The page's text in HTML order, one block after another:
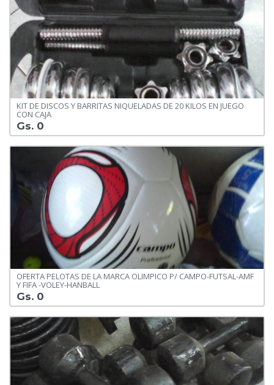
KIT DE DISCOS Y BARRITAS NIQUELADAS DE 20 KILOS EN JUEGO
CON CAJA
Gs. 0
OFERTA PELOTAS DE LA MARCA OLIMPICO P/ CAMPO-FUTSAL-AMF
Y FIFA -VOLEY-HANBALL
Gs. 0